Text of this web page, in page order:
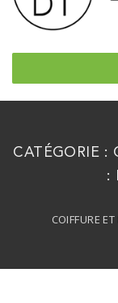
CATÉGORIE :
:
COIFFURE